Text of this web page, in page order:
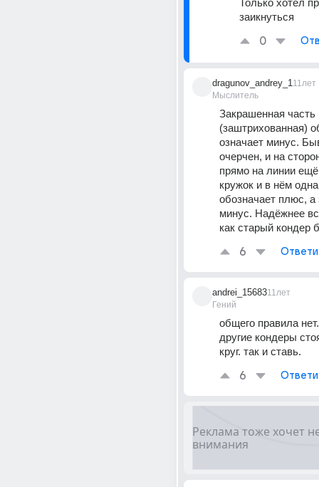
Только хотел
заикнуться
0
dragunov_andrey_1
Мыслитель
11лет
Закрашенная часть
(заштрихованная)
означает минус.
очерчен, и на
прямо на линии
кружок и в нём
обозначает плюс, а
минус. Надёжнее
как старый кондер
6
andrei_15683
Гений
11лет
общего правила
другие кондеры
круг. так и ставь.
6